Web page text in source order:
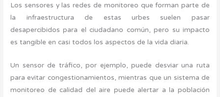
Los sensores y las redes de monitoreo que forman parte de
la infraestructura de estas urbes suelen pasar
desapercibidos para el ciudadano común, pero su impacto
es tangible en casi todos los aspectos de la vida diaria.
Un sensor de tráfico, por ejemplo, puede desviar una ruta
para evitar congestionamientos, mientras que un sistema de
monitoreo de calidad del aire puede alertar a la población